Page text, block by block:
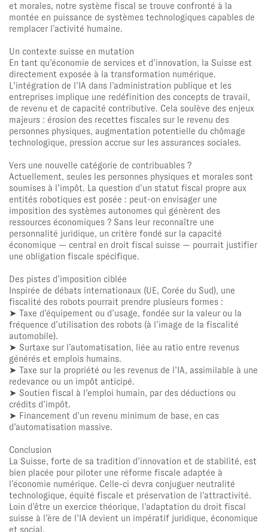
et morales, notre système fiscal se trouve confronté à la
montée en puissance de systèmes technologiques capables de
remplacer l’activité humaine.
Un contexte suisse en mutation
En tant qu’économie de services et d’innovation, la Suisse est
directement exposée à la transformation numérique.
L’intégration de l’IA dans l’administration publique et les
entreprises implique une redéfinition des concepts de travail,
de revenu et de capacité contributive. Cela soulève des enjeux
majeurs : érosion des recettes fiscales sur le revenu des
personnes physiques, augmentation potentielle du chômage
technologique, pression accrue sur les assurances sociales.
Vers une nouvelle catégorie de contribuables ?
Actuellement, seules les personnes physiques et morales sont
soumises à l’impôt. La question d’un statut fiscal propre aux
entités robotiques est posée : peut-on envisager une
imposition des systèmes autonomes qui génèrent des
ressources économiques ? Sans leur reconnaître une
personnalité juridique, un critère fondé sur la capacité
économique — central en droit fiscal suisse — pourrait justifier
une obligation fiscale spécifique.
Des pistes d’imposition ciblée
Inspirée de débats internationaux (UE, Corée du Sud), une
fiscalité des robots pourrait prendre plusieurs formes :
➤ Taxe d’équipement ou d’usage, fondée sur la valeur ou la
fréquence d’utilisation des robots (à l’image de la fiscalité
automobile).
➤ Surtaxe sur l’automatisation, liée au ratio entre revenus
générés et emplois humains.
➤ Taxe sur la propriété ou les revenus de l’IA, assimilable à une
redevance ou un impôt anticipé.
➤ Soutien fiscal à l’emploi humain, par des déductions ou
crédits d’impôt.
➤ Financement d’un revenu minimum de base, en cas
d’automatisation massive.
Conclusion
La Suisse, forte de sa tradition d’innovation et de stabilité, est
bien placée pour piloter une réforme fiscale adaptée à
l’économie numérique. Celle-ci devra conjuguer neutralité
technologique, équité fiscale et préservation de l’attractivité.
Loin d’être un exercice théorique, l’adaptation du droit fiscal
suisse à l’ère de l’IA devient un impératif juridique, économique
et social.